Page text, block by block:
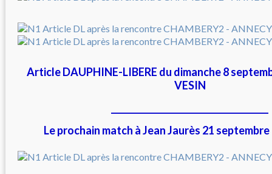
Article DAUPHINE-LIBERE du dimanche 8
VESIN
Le prochain match à Jean Jaurès 21